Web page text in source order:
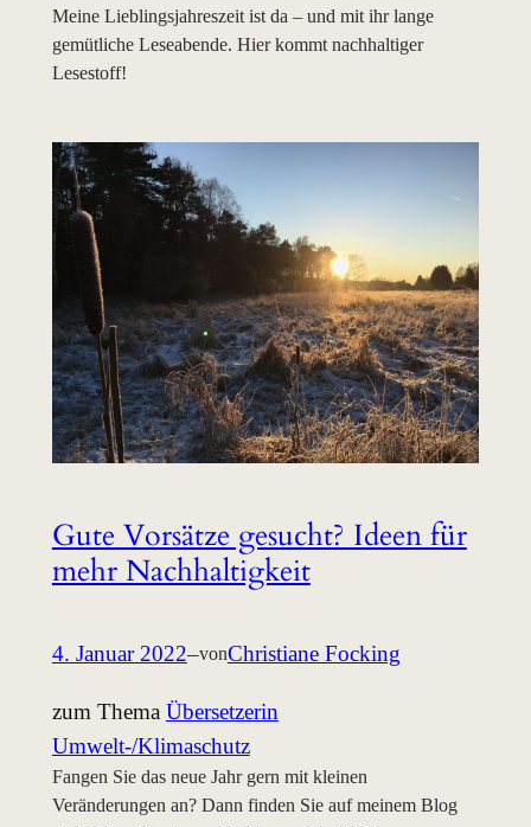
Meine Lieblingsjahreszeit ist da – und mit ihr lange
gemütliche Leseabende. Hier kommt nachhaltiger
Lesestoff!
Gute Vorsätze gesucht? Ideen für
mehr Nachhaltigkeit
4. Januar 2022–vonChristiane Focking
zum Thema Übersetzerin
Umwelt-/Klimaschutz
Fangen Sie das neue Jahr gern mit kleinen
Veränderungen an? Dann finden Sie auf meinem Blog